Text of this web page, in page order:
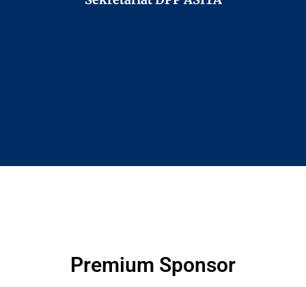
Premium Sponsor